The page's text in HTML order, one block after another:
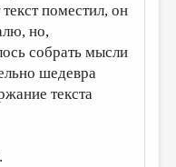
поместил, он
но,
собрать мысли
шедевра
текста